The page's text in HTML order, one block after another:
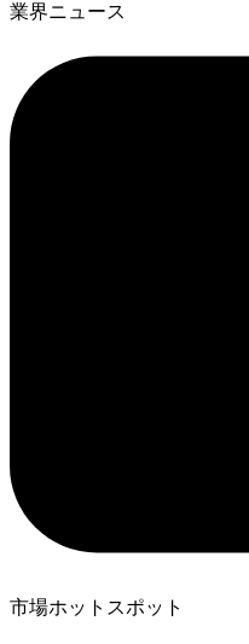
業界ニュース
市場ホットスポット